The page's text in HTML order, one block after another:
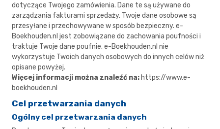
dotyczące Twojego zamówienia. Dane te są używane do
zarządzania fakturami sprzedaży. Twoje dane osobowe są
przesyłane i przechowywane w sposób bezpieczny. e-
Boekhouden.nl jest zobowiązane do zachowania poufności i
traktuje Twoje dane poufnie. e-Boekhouden.nl nie
wykorzystuje Twoich danych osobowych do innych celów niż
opisane powyżej.
Więcej informacji można znaleźć na: https://www.e-
boekhouden.nl
Cel przetwarzania danych
Ogólny cel przetwarzania danych